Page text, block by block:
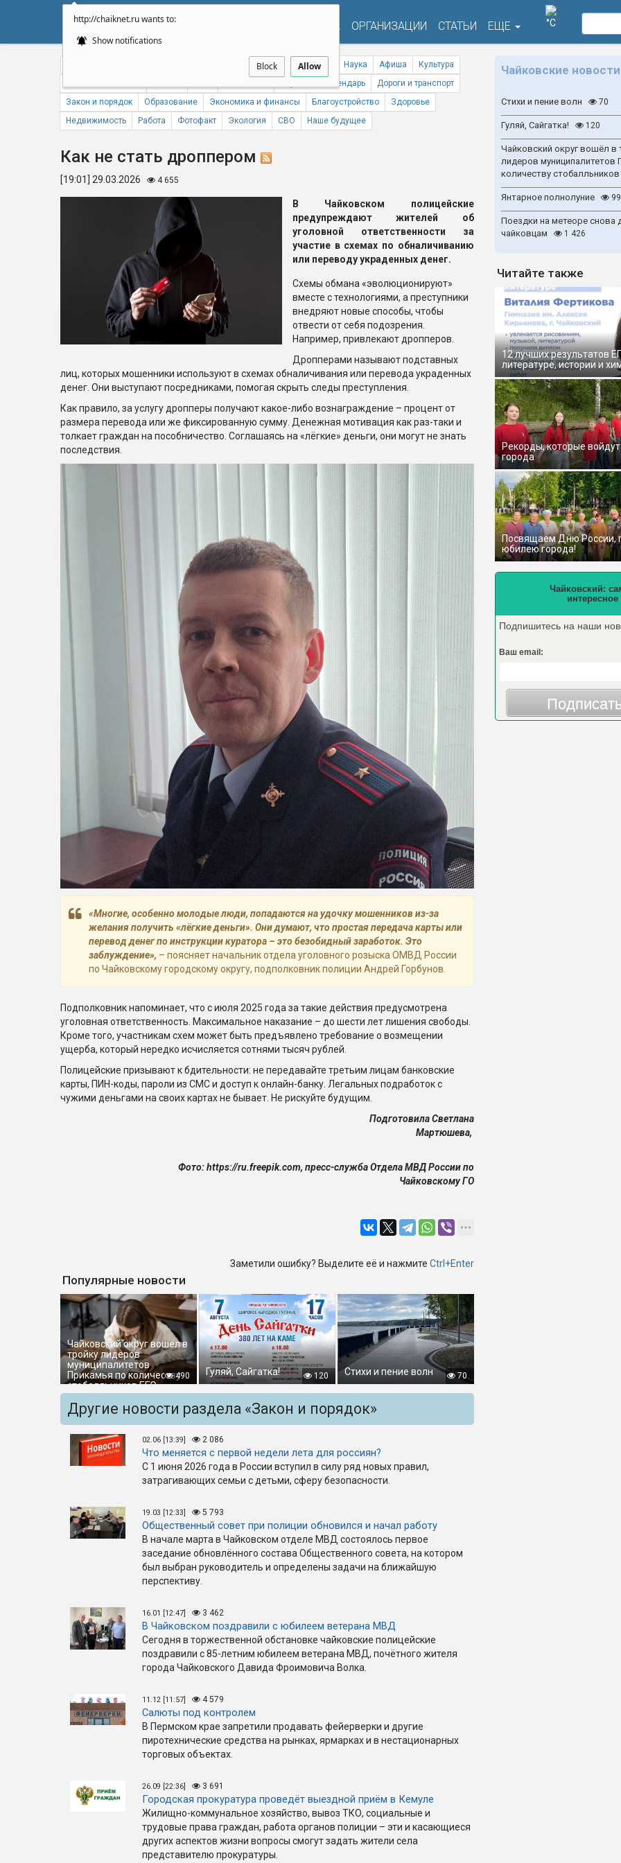
http://chaiknet.ru wants to:
Show notifications
Block Allow
АФИША ОРГАНИЗАЦИИ СТАТЬИ ЕЩЕ °C
Спорт Происшествия Наука Афиша
Культура
Народный календарь
Дороги и транспорт
Закон и порядок
Образование Экономика и финансы Благоустройство
Здоровье
Недвижимость
Работа Фотофакт Экология СВО Наше будущее
Как не стать дроппером
[19:01] 29.03.2026 4 655
В Чайковском полицейские
предупреждают жителей об
уголовной ответственности за
участие в схемах по обналичиванию
или переводу украденных денег.
Схемы обмана «эволюционируют»
вместе с технологиями, а преступники
внедряют новые способы, чтобы
отвести от себя подозрения.
Например, привлекают дропперов.
Дропперами называют подставных
лиц, которых мошенники используют в схемах обналичивания или перевода украденных
денег. Они выступают посредниками, помогая скрыть следы преступления.
Как правило, за услугу дропперы получают какое-либо вознаграждение – процент от
размера перевода или же фиксированную сумму. Денежная мотивация как раз-таки и
толкает граждан на пособничество. Соглашаясь на «лёгкие» деньги, они могут не знать
последствия.
«Многие, особенно молодые люди, попадаются на удочку мошенников из-за
желания получить «лёгкие деньги». Они думают, что простая передача карты или
перевод денег по инструкции куратора – это безобидный заработок. Это
заблуждение», – поясняет начальник отдела уголовного розыска ОМВД России
по Чайковскому городскому округу, подполковник полиции Андрей Горбунов.
Подполковник напоминает, что с июля 2025 года за такие действия предусмотрена
уголовная ответственность. Максимальное наказание – до шести лет лишения свободы.
Кроме того, участникам схем может быть предъявлено требование о возмещении
ущерба, который нередко исчисляется сотнями тысяч рублей.
Полицейские призывают к бдительности: не передавайте третьим лицам банковские
карты, ПИН-коды, пароли из СМС и доступ к онлайн-банку. Легальных подработок с
чужими деньгами на своих картах не бывает. Не рискуйте будущим.
Подготовила Светлана
Мартюшева,
Фото: https://ru.freepik.com, пресс-служба Отдела МВД России по
Чайковскому ГО
Заметили ошибку? Выделите её и нажмите Ctrl+Enter
Популярные новости
Чайковский округ вошёл в
тройку лидеров
муниципалитетов
Прикамья по количеству
стобалльников ЕГЭ
490 Гуляй, Сайгатка! 120 Стихи и пение волн 70
Другие новости раздела «Закон и порядок»
02.06 [13:39] 2 086
Что меняется с первой недели лета для россиян?
С 1 июня 2026 года в России вступил в силу ряд новых правил,
затрагивающих семьи с детьми, сферу безопасности.
19.03 [12:33] 5 793
Общественный совет при полиции обновился и начал работу
В начале марта в Чайковском отделе МВД состоялось первое
заседание обновлённого состава Общественного совета, на котором
был выбран руководитель и определены задачи на ближайшую
перспективу.
16.01 [12:47] 3 462
В Чайковском поздравили с юбилеем ветерана МВД
Сегодня в торжественной обстановке чайковские полицейские
поздравили с 85-летним юбилеем ветерана МВД, почётного жителя
города Чайковского Давида Фроимовича Волка.
11.12 [11:57] 4 579
Салюты под контролем
В Пермском крае запретили продавать фейерверки и другие
пиротехнические средства на рынках, ярмарках и в нестационарных
торговых объектах.
26.09 [22:36] 3 691
Городская прокуратура проведёт выездной приём в Кемуле
Жилищно-коммунальное хозяйство, вывоз ТКО, социальные и
трудовые права граждан, работа органов полиции – эти и касающиеся
других аспектов жизни вопросы смогут задать жители села
представителю прокуратуры.
Чайковские новости
Стихи и пение волн 70
Гуляй, Сайгатка! 120
Чайковский округ вошёл в
лидеров муниципалитетов
количеству
Янтарное полнолуние
Поездки на метеоре снова
чайковцам
1 426
Читайте также
12 лучших результатов
литературе, истории и
Рекорды, которые
города
Посвящаем Дню России,
юбилею города!
Чайковский:
интересное
Подпишитесь на наши
Ваш email: